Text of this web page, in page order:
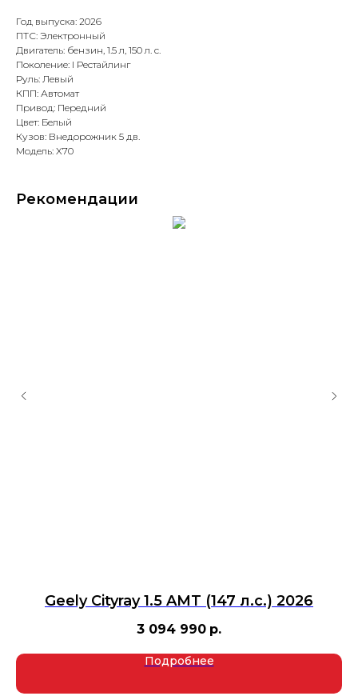
Год выпуска: 2026
ПТС: Электронный
Двигатель: бензин, 1.5 л, 150 л. с.
Поколение: I Рестайлинг
Руль: Левый
КПП: Автомат
Привод: Передний
Цвет: Белый
Кузов: Внедорожник 5 дв.
Модель: X70
Рекомендации
Geely Cityray 1.5 AMT (147 л.с.) 2026
3 094 990 р.
Подробнее